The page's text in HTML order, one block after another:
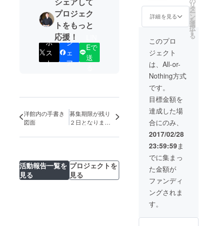
プロジェク
トをもっと
応援！
ポ
ス
ト
シ
ェ
ア
Eで
送
洋館内の手書き
図面
募集期限が残り
２日となりまし
活動報告一覧を
見る
プロジェクトを
見る
度の場
所に、
設があ
す。
企画作
りにご
方へ
は、地
元の製
茶（下
郷製茶
組合）
きま
す。ま
た、洋
館「ま
つば」
キャラ
クター
の名前
アイデ
アを事
前に
メール
にて受
ハウス
を自由
に書く
（また
は、掘
る）な
どして
ご返
送、ま
たは、
ワーク
ご持参
をよろ
しくお
願いし
ます。
※ 駐車
場作り
とシェ
アハウ
ス企画
作りに
ご参加
できな
元の製
詳細を見る
リ
タ
ー
ン
を
選
択
す
る
このプロ
ジェクト
は、All-or-
Nothing方式
です。
目標金額を
達成した場
合にのみ、
2017/02/28
23:59:59ま
でに集まっ
た金額が
ファンディ
ングされま
す。